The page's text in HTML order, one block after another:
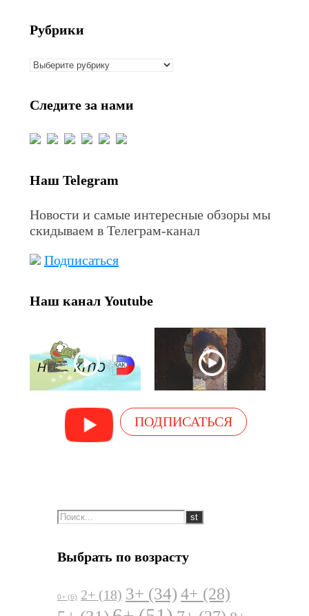
Рубрики
Рубрики
Следите за нами
Наш Telegram
Новости и самые интересные обзоры мы
скидываем в Телеграм-канал
Подписаться
Наш канал Youtube
ПОДПИСАТЬСЯ
Выбрать по возрасту
0+ (6) 2+ (18) 3+ (34) 4+ (28)